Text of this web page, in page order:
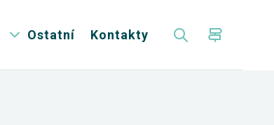
Ostatní Kontakty